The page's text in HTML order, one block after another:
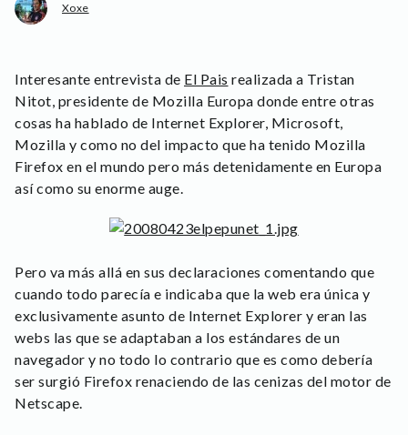
Xoxe
Interesante entrevista de El Pais realizada a Tristan
Nitot, presidente de Mozilla Europa donde entre otras
cosas ha hablado de Internet Explorer, Microsoft,
Mozilla y como no del impacto que ha tenido Mozilla
Firefox en el mundo pero más detenidamente en Europa
así como su enorme auge.
Pero va más allá en sus declaraciones comentando que
cuando todo parecía e indicaba que la web era única y
exclusivamente asunto de Internet Explorer y eran las
webs las que se adaptaban a los estándares de un
navegador y no todo lo contrario que es como debería
ser surgió Firefox renaciendo de las cenizas del motor de
Netscape.